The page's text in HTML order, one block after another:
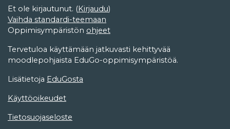
Et ole kirjautunut. (Kirjaudu)
Vaihda standardi-teemaan
Oppimisympäristön ohjeet
Tervetuloa käyttämään jatkuvasti kehittyvää
moodlepohjaista EduGo-oppimisympäristöä.
Lisätietoja EduGosta
Käyttöoikeudet
Tietosuojaseloste